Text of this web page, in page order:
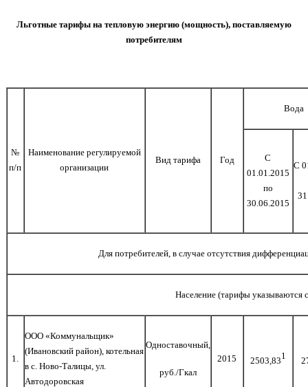
Льготные тарифы на тепловую энергию (мощность), поставляемую
потребителям
№
п/п
Наименование регулируемой
организации
Вид тарифа Год
Вода
С
01.01.2015
по
30.06.2015
С
Для потребителей, в случае отсутствия
Население (тарифы
1.
ООО «Коммунальщик»
(Ивановский район), котельная
в с. Ново-Талицы, ул.
Автодоровская
Одноставочный,
руб./Гкал
2015 2503,831